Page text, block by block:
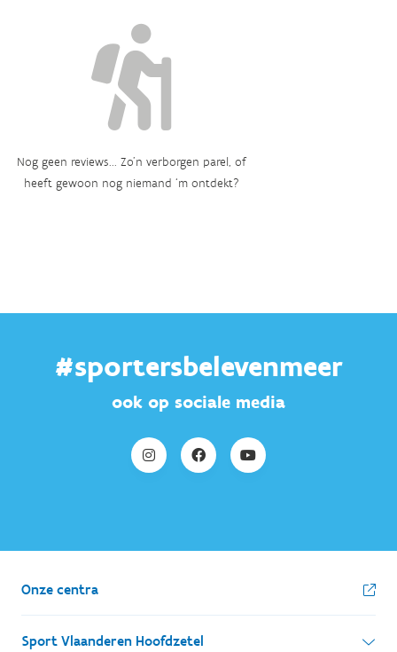
Nog geen reviews... Zo’n verborgen parel, of
heeft gewoon nog niemand ‘m ontdekt?
#sportersbelevenmeer
ook op sociale media
Onze centra
Sport Vlaanderen Hoofdzetel